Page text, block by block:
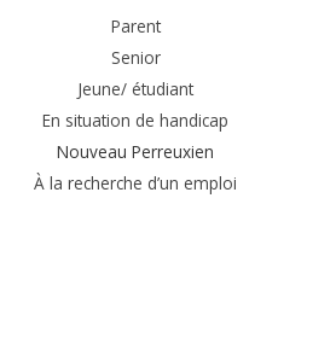
Parent
Senior
Jeune/ étudiant
En situation de handicap
Nouveau Perreuxien
À la recherche d’un emploi